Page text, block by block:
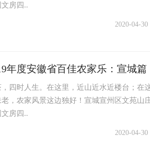
房四..
2020-04-30
年度安徽省百佳农家乐：宣城篇
四时人生。在这里，近山近水近楼台；在
，农家风景这边独好！宣城宣州区文苑山
房四..
2020-04-30